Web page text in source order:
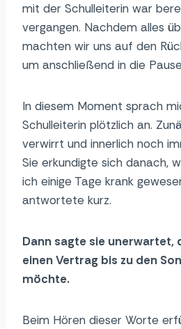
mit der Schulleiterin war
vergangen. Nachdem alles
machten wir uns auf den
um anschließend in die
In diesem Moment sprach
Schulleiterin plötzlich an.
verwirrt und innerlich noch
Sie erkundigte sich danach,
ich einige Tage krank
antwortete kurz.
Dann sagte sie unerwartet,
einen Vertrag bis zu den
möchte.
Beim Hören dieser Worte